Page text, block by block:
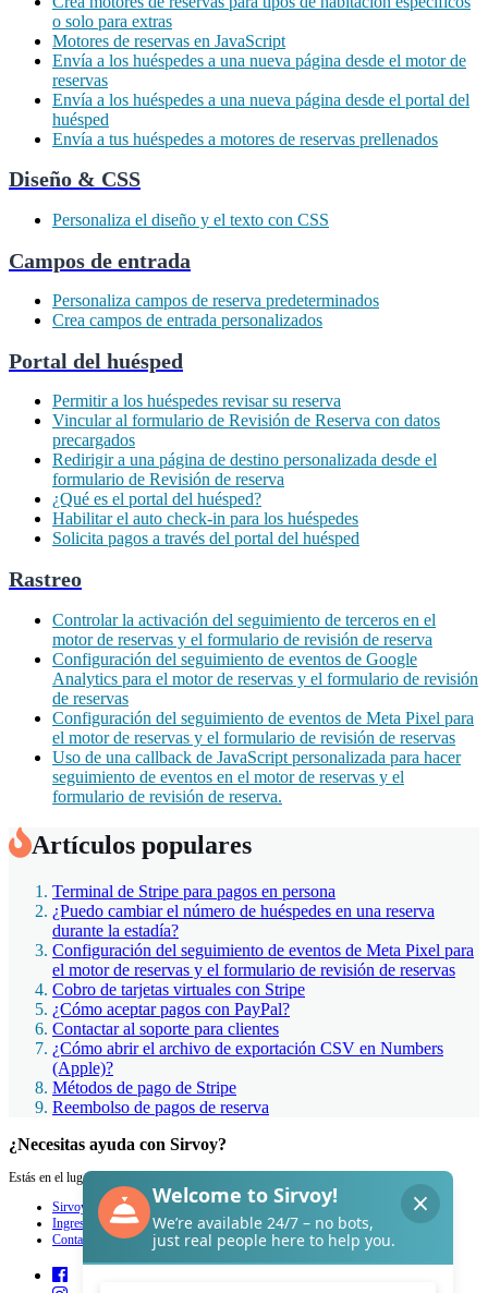
o solo para extras
Motores de reservas en JavaScript
Envía a los huéspedes a una nueva página desde el motor de
reservas
Envía a los huéspedes a una nueva página desde el portal del
huésped
Envía a tus huéspedes a motores de reservas prellenados
Diseño & CSS
Personaliza el diseño y el texto con CSS
Campos de entrada
Personaliza campos de reserva predeterminados
Crea campos de entrada personalizados
Portal del huésped
Permitir a los huéspedes revisar su reserva
Vincular al formulario de Revisión de Reserva con datos
precargados
Redirigir a una página de destino personalizada desde el
formulario de Revisión de reserva
¿Qué es el portal del huésped?
Habilitar el auto check-in para los huéspedes
Solicita pagos a través del portal del huésped
Rastreo
Controlar la activación del seguimiento de terceros en el
motor de reservas y el formulario de revisión de reserva
Configuración del seguimiento de eventos de Google
Analytics para el motor de reservas y el formulario de revisión
de reservas
Configuración del seguimiento de eventos de Meta Pixel para
el motor de reservas y el formulario de revisión de reservas
Uso de una callback de JavaScript personalizada para hacer
seguimiento de eventos en el motor de reservas y el
formulario de revisión de reserva.
Artículos populares
Terminal de Stripe para pagos en persona
¿Puedo cambiar el número de huéspedes en una reserva
durante la estadía?
Configuración del seguimiento de eventos de Meta Pixel para
el motor de reservas y el formulario de revisión de reservas
Cobro de tarjetas virtuales con Stripe
¿Cómo aceptar pagos con PayPal?
Contactar al soporte para clientes
¿Cómo abrir el archivo de exportación CSV en Numbers
(Apple)?
Métodos de pago de Stripe
Reembolso de pagos de reserva
¿Necesitas ayuda con Sirvoy?
Estás en el lugar adecuado.
Sirvoy
Ingresar
Contacto